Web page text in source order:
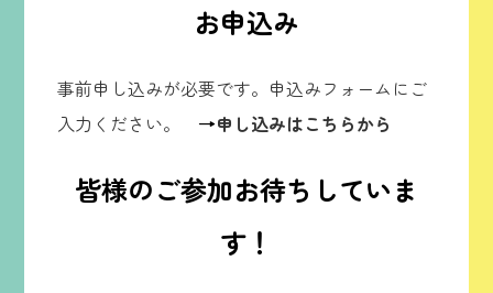
お申込み
事前申し込みが必要です。申込みフォームにご
入力ください。 →申し込みはこちらから
皆様のご参加お待ちしていま
す！